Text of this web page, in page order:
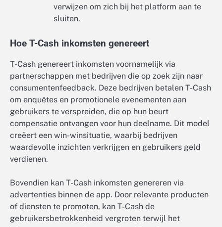
verwijzen om zich bij het platform aan te
sluiten.
Hoe T-Cash inkomsten genereert
T-Cash genereert inkomsten voornamelijk via
partnerschappen met bedrijven die op zoek zijn naar
consumentenfeedback. Deze bedrijven betalen T-Cash
om enquêtes en promotionele evenementen aan
gebruikers te verspreiden, die op hun beurt
compensatie ontvangen voor hun deelname. Dit model
creëert een win-winsituatie, waarbij bedrijven
waardevolle inzichten verkrijgen en gebruikers geld
verdienen.
Bovendien kan T-Cash inkomsten genereren via
advertenties binnen de app. Door relevante producten
of diensten te promoten, kan T-Cash de
gebruikersbetrokkenheid vergroten terwijl het